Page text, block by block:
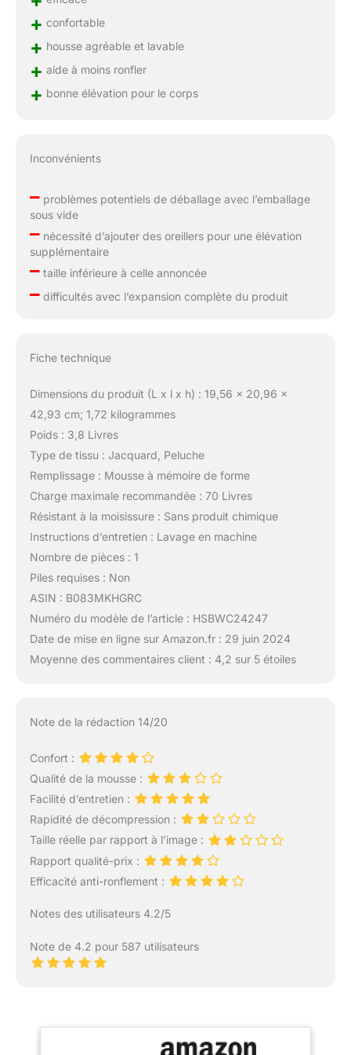
+ confortable
+ housse agréable et lavable
+ aide à moins ronfler
+ bonne élévation pour le corps
Inconvénients
–problèmes potentiels de déballage avec l’emballage
sous vide
–nécessité d’ajouter des oreillers pour une élévation
supplémentaire
–taille inférieure à celle annoncée
–difficultés avec l’expansion complète du produit
Fiche technique
Dimensions du produit (L x l x h) : 19,56 x 20,96 x
42,93 cm; 1,72 kilogrammes
Poids : 3,8 Livres
Type de tissu : Jacquard, Peluche
Remplissage : Mousse à mémoire de forme
Charge maximale recommandée : 70 Livres
Résistant à la moisissure : Sans produit chimique
Instructions d’entretien : Lavage en machine
Nombre de pièces : 1
Piles requises : Non
ASIN : B083MKHGRC
Numéro du modèle de l’article : HSBWC24247
Date de mise en ligne sur Amazon.fr : 29 juin 2024
Moyenne des commentaires client : 4,2 sur 5 étoiles
Note de la rédaction 14/20
Confort :
Qualité de la mousse :
Facilité d’entretien :
Rapidité de décompression :
Taille réelle par rapport à l’image :
Rapport qualité-prix :
Efficacité anti-ronflement :
Notes des utilisateurs 4.2/5
Note de 4.2 pour 587 utilisateurs